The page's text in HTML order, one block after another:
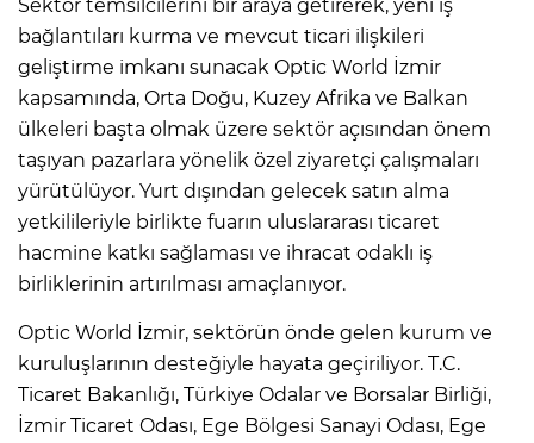
Sektör temsilcilerini bir araya getirerek, yeni iş
bağlantıları kurma ve mevcut ticari ilişkileri
geliştirme imkanı sunacak Optic World İzmir
kapsamında, Orta Doğu, Kuzey Afrika ve Balkan
ülkeleri başta olmak üzere sektör açısından önem
taşıyan pazarlara yönelik özel ziyaretçi çalışmaları
yürütülüyor. Yurt dışından gelecek satın alma
yetkilileriyle birlikte fuarın uluslararası ticaret
hacmine katkı sağlaması ve ihracat odaklı iş
birliklerinin artırılması amaçlanıyor.
Optic World İzmir, sektörün önde gelen kurum ve
kuruluşlarının desteğiyle hayata geçiriliyor. T.C.
Ticaret Bakanlığı, Türkiye Odalar ve Borsalar Birliği,
İzmir Ticaret Odası, Ege Bölgesi Sanayi Odası, Ege